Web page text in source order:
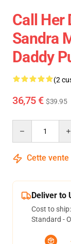
Call Her
Sandra
Daddy
(2
36,75 € $39.95
Cette
Deliver to
Cost to ship:
Standard -